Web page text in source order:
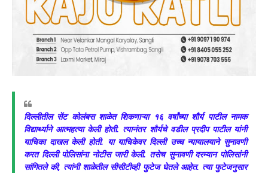
दिल्लीतील सेंट कोलंबस शाळेत शिकणाऱ्या १६ वर्षांच्या शौर्य पाटील नामक
विद्यार्थ्याने आत्महत्या केली होती. त्यानंतर शौर्यचे वडील प्रदीप पाटील यांनी
याचिका दाखल केली होती. या याचिकेवर दिल्ली उच्च न्यायालयाने सुनावणी
करत दिल्ली पोलिसांना नोटीस जारी केली. तसेच सुनावणी दरम्यान पोलिसांनी
सांगितले की, त्यांनी शाळेतील सीसीटीव्ही फुटेज घेतले आहेत. त्या फुटेजनुसार